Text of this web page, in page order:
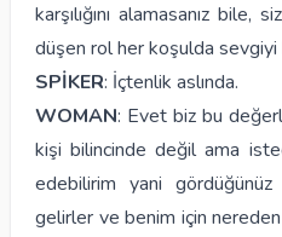
karşılığını alamasanız
düşen rol her koşulda sevgiyi
SPİKER: İçtenlik aslında.
WOMAN: Evet biz bu
kişi bilincinde değil ama
edebilirim yani
gelirler ve benim için